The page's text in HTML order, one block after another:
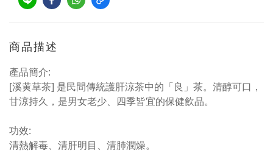
商品描述
產品簡介:
[溪黄草茶] 是民間傳統護肝涼茶中的「良」茶。清醇可口，
甘涼持久，是男女老少、四季皆宜的保健飲品。
功效:
清熱解毒、清肝明目、清肺潤燥。